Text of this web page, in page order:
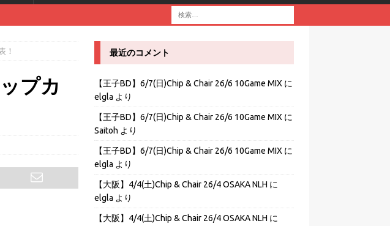
！
プカ
最近のコメント
【王子BD】6/7(日)Chip & Chair 26/6 10Game MIX に
elgla より
【王子BD】6/7(日)Chip & Chair 26/6 10Game MIX に
Saitoh より
【王子BD】6/7(日)Chip & Chair 26/6 10Game MIX に
elgla より
【大阪】4/4(土)Chip & Chair 26/4 OSAKA NLH に
elgla より
【大阪】4/4(土)Chip & Chair 26/4 OSAKA NLH に